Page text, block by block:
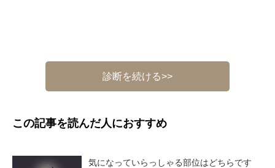
診断を続ける>>
この記事を読んだ人におすすめ
気になっていらっしゃる部位はどちらです